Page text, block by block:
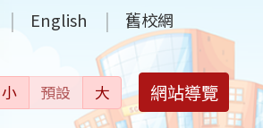
English 舊校網
小 預設 大 網站導覽